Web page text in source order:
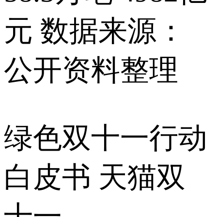
元 数据来源：
公开资料整理
绿色双十一行动
白皮书 天猫双